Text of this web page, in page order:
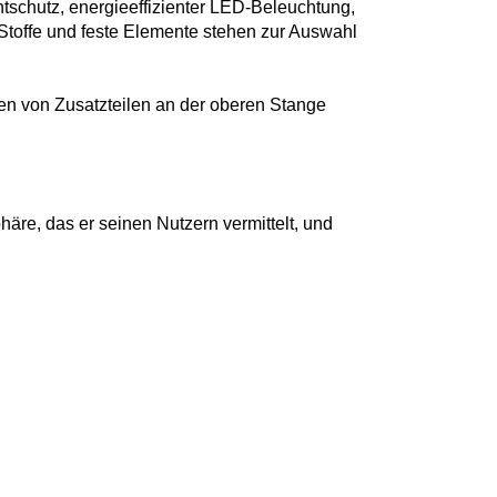
energieeffizienter LED-Beleuchtung,
und feste Elemente stehen zur Auswahl
von Zusatzteilen an der oberen Stange
das er seinen Nutzern vermittelt, und